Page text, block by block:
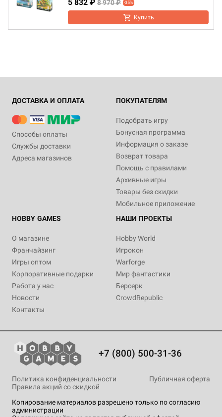
5 832 ₽ 8 970 ₽ -35%
Купить
ДОСТАВКА И ОПЛАТА
Способы оплаты
Службы доставки
Адреса магазинов
ПОКУПАТЕЛЯМ
Подобрать игру
Бонусная программа
Информация о заказе
Возврат товара
Помощь с правилами
Архивные игры
Товары без скидки
Мобильное приложение
HOBBY GAMES
О магазине
Франчайзинг
Игры оптом
Корпоративные подарки
Работа у нас
Новости
Контакты
НАШИ ПРОЕКТЫ
Hobby World
Игрокон
Warforge
Мир фантастики
Берсерк
CrowdRepublic
+7 (800) 500-31-36
Копирование материалов разрешено только по согласию
администрации
Политика конфиденциальности
Публичная оферта
Правила акций со скидкой